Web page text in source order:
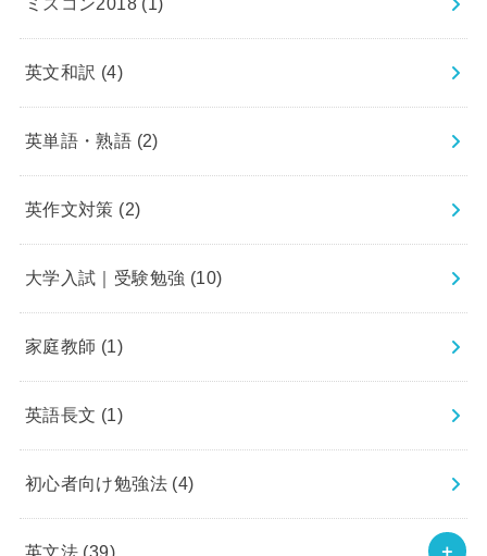
英文和訳 (4)
英単語・熟語 (2)
英作文対策 (2)
大学入試｜受験勉強 (10)
家庭教師 (1)
英語長文 (1)
初心者向け勉強法 (4)
英文法 (39)